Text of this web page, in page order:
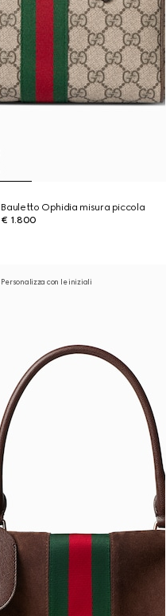
Bauletto Ophidia misura piccola
€ 1.800
Personalizza con le iniziali